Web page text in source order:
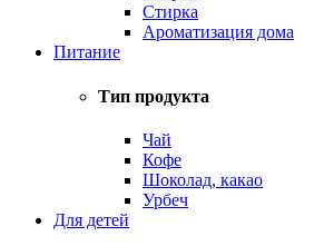
Стирка
Ароматизация дома
Питание
Тип продукта
Чай
Кофе
Шоколад, какао
Урбеч
Для детей